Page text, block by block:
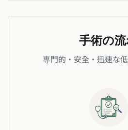
手術の
専門的・安全・迅速な